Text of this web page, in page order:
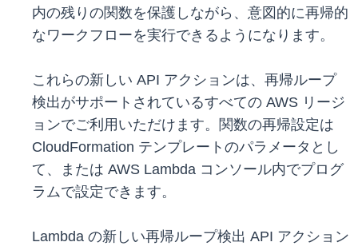
内の残りの関数を保護しながら、意図的に再帰的
なワークフローを実行できるようになります。
これらの新しい API アクションは、再帰ループ
検出がサポートされているすべての AWS リージ
ョンでご利用いただけます。関数の再帰設定は
CloudFormation テンプレートのパラメータとし
て、または AWS Lambda コンソール内でプログ
ラムで設定できます。
Lambda の新しい再帰ループ検出 API アクション